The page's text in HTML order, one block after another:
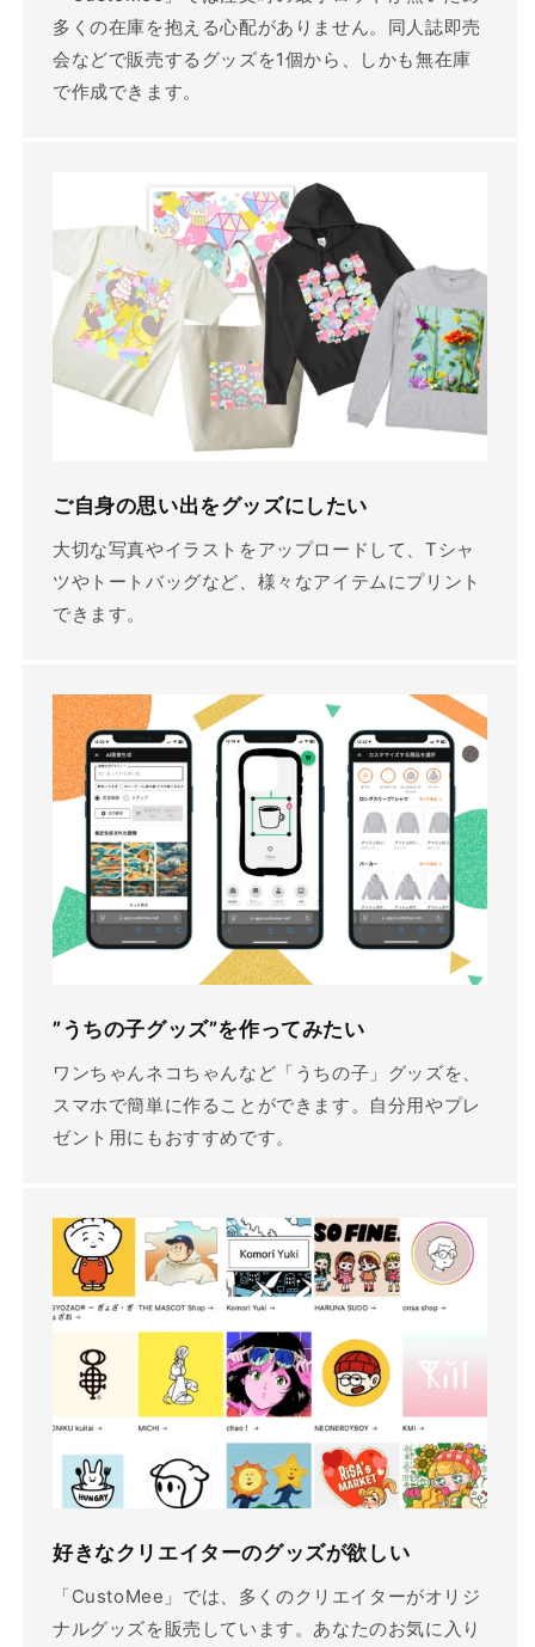
多くの在庫を抱える心配がありません。同人誌即売
会などで販売するグッズを1個から、しかも無在庫
で作成できます。
ご自身の思い出をグッズにしたい
大切な写真やイラストをアップロードして、Tシャ
ツやトートバッグなど、様々なアイテムにプリント
できます。
”うちの子グッズ”を作ってみたい
ワンちゃんネコちゃんなど「うちの子」グッズを、
スマホで簡単に作ることができます。自分用やプレ
ゼント用にもおすすめです。
好きなクリエイターのグッズが欲しい
「CustoMee」では、多くのクリエイターがオリジ
ナルグッズを販売しています。あなたのお気に入り